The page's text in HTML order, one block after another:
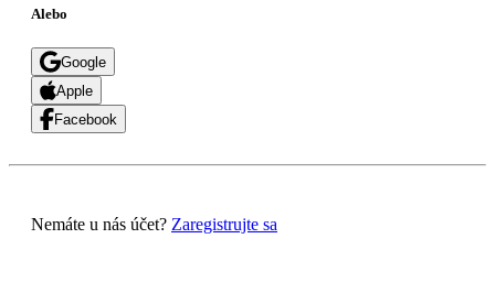
Alebo
Google
Apple
Facebook
Nemáte u nás účet? Zaregistrujte sa